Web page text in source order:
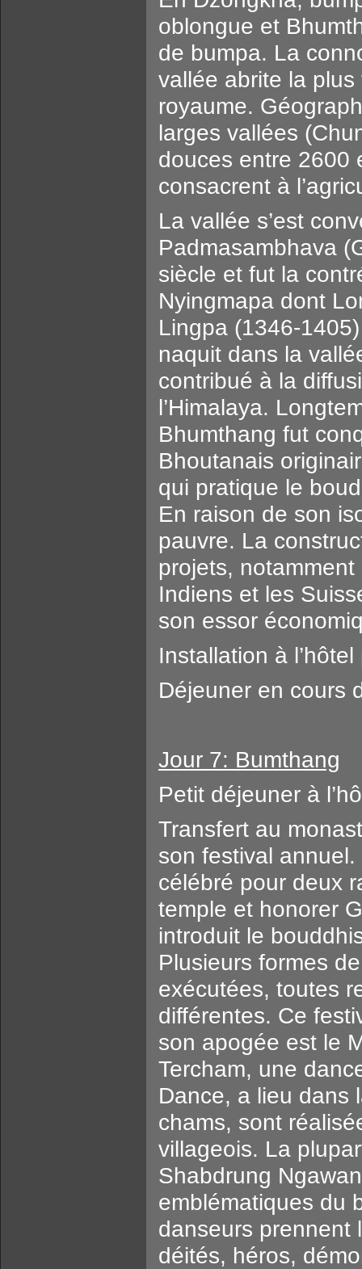
oblongue et
de bumpa. La
vallée abrite la plus
royaume.
larges vallées
douces entre 2600
consacrent à
La vallée s’est
Padmasambhava
siècle et fut la
Nyingmapa dont
Lingpa (1346-
naquit dans la
contribué à la
l’Himalaya.
Bhumthang fut
Bhoutanais
qui pratique le
En raison de son
pauvre. La
projets,
Indiens et les
son essor
Installation à
Déjeuner en cours
Jour 7: Bumthang
Petit déjeuner à
Transfert au
son festival
célébré pour deux
temple et honorer
introduit le
Plusieurs formes
exécutées, toutes
différentes. Ce
son apogée est le
Tercham, une
Dance, a lieu dans
chams, sont
villageois. La
Shabdrung
emblématiques du
danseurs prennent
déités, héros,